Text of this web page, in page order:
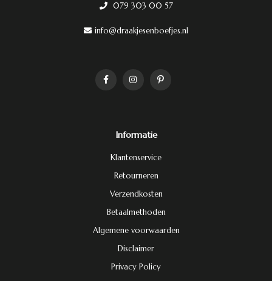
079 303 00 57
info@draakjesenboefjes.nl
Informatie
Klantenservice
Retourneren
Verzendkosten
Betaalmethoden
Algemene voorwaarden
Disclaimer
Privacy Policy